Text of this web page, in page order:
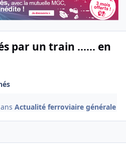
par un train ...... en
Actualité ferroviaire générale